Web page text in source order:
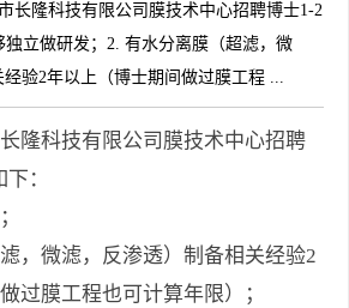
长隆科技有限公司膜技术中心招聘博士1-2
独立做研发；2. 有水分离膜（超滤，微
验2年以上（博士期间做过膜工程 ...
隆科技有限公司膜技术中心招聘
：
，微滤，反渗透）制备相关经验2
过膜工程也可计算年限）；